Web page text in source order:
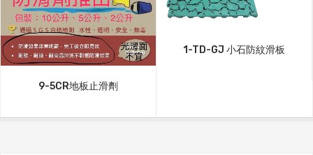
9-5CR地板止滑劑
1-TD-GJ 小石防紋滑板